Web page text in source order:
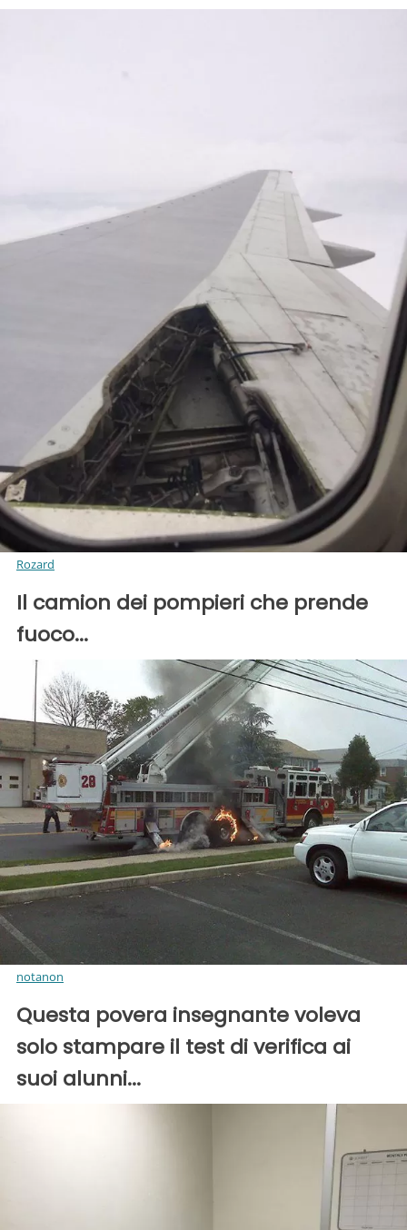
Rozard
Il camion dei pompieri che prende
fuoco...
notanon
Questa povera insegnante voleva
solo stampare il test di verifica ai
suoi alunni...